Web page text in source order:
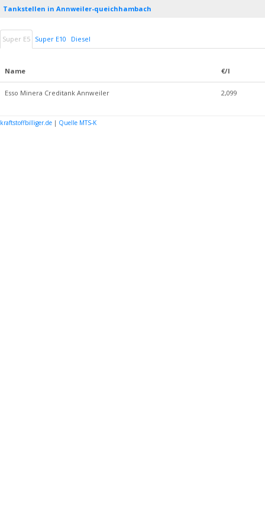
Tankstellen in Annweiler-queichhambach
Super E5 Super E10 Diesel
Name €/l
Esso Minera Creditank Annweiler 2,099
kraftstoffbilliger.de | Quelle MTS-K